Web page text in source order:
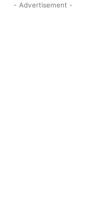
- Advertisement -